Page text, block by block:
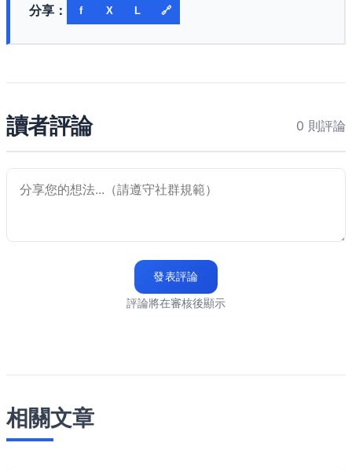
分享： f X L 🔗
讀者評論 0 則評論
發表評論
評論將在審核後顯示
相關文章